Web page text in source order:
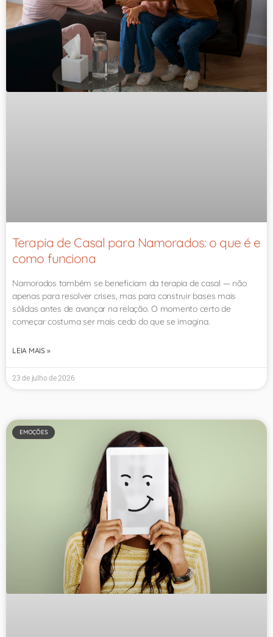
Terapia de Casal para Namorados: o que é e
como funciona
Namorados também se beneficiam da terapia de casal — não
apenas para resolver crises, mas para construir bases mais
sólidas antes de avançar na relação. O momento certo de
começar costuma ser mais cedo do que se imagina.
LEIA MAIS »
23 de julho de 2026
EMOÇÕES